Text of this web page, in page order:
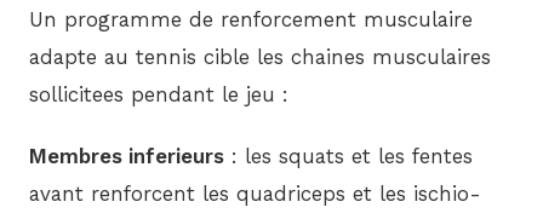
Un programme de renforcement musculaire
adapte au tennis cible les chaines musculaires
sollicitees pendant le jeu :
Membres inferieurs : les squats et les fentes
avant renforcent les quadriceps et les ischio-